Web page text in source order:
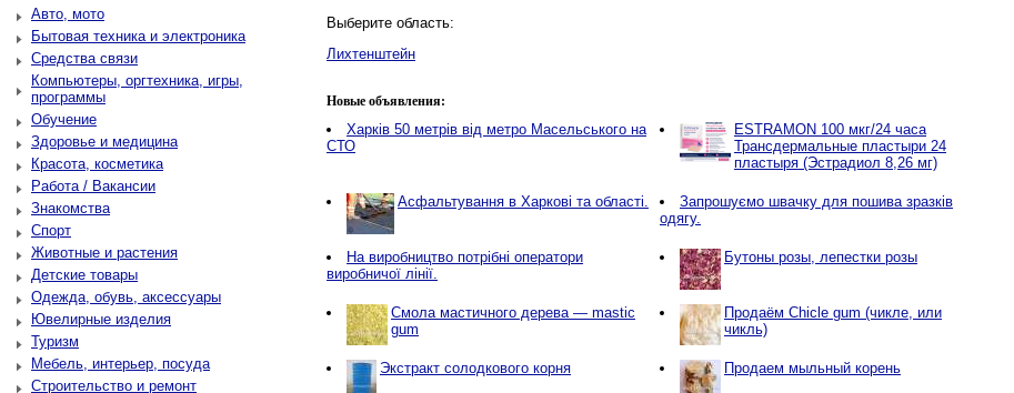
Авто, мото
Бытовая техника и электроника
Средства связи
Компьютеры, оргтехника, игры,
программы
Обучение
Здоровье и медицина
Красота, косметика
Работа / Вакансии
Знакомства
Спорт
Животные и растения
Детские товары
Одежда, обувь, аксессуары
Ювелирные изделия
Туризм
Мебель, интерьер, посуда
Строительство и ремонт
Выберите область:
Лихтенштейн
Новые объявления:
Харків 50 метрів від метро Масельського на
СТО
ESTRAMON 100 мкг/24 часа
Трансдермальные пластыри 24
пластыря (Эстрадиол 8,26 мг)
Асфальтування в Харкові та області.
Запрошуємо швачку для пошива зразків
одягу.
Нa виробництво потрібні оператори
виробничої лінії.
Бутоны розы, лепестки розы
Смола мастичного дерева — mastic
gum
Продаём Chicle gum (чикле, или
чикль)
Экстракт солодкового корня Продаем мыльный корень